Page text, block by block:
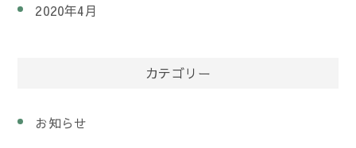
2020年4月
カテゴリー
お知らせ